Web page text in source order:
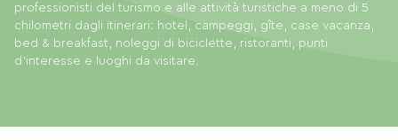
professionisti del turismo e alle attività turistiche a meno di 5
chilometri dagli itinerari: hotel, campeggi, gîte, case vacanza,
bed & breakfast, noleggi di biciclette, ristoranti, punti
d'interesse e luoghi da visitare.